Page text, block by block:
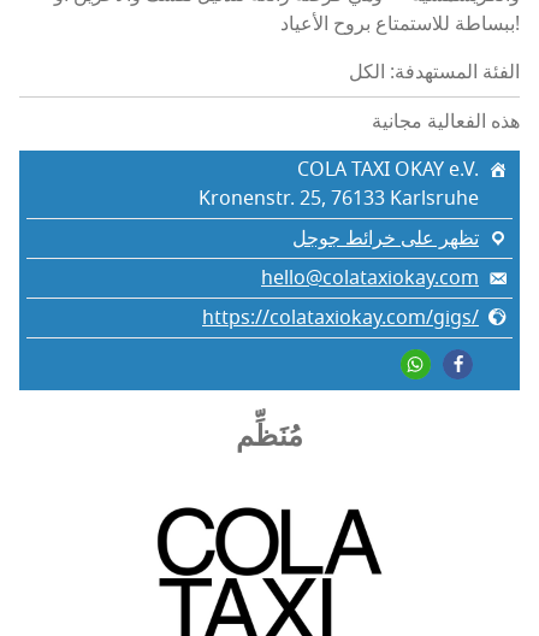
ببساطة للاستمتاع بروح الأعياد!
الفئة المستهدفة: الكل
هذه الفعالية مجانية
COLA TAXI OKAY e.V.
Kronenstr. 25, 76133 Karlsruhe
تظهر على خرائط جوجل
hello@colataxiokay.com
https://colataxiokay.com/gigs/
مُنَظِّم